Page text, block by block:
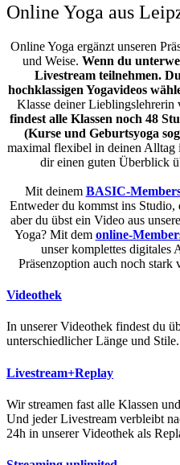
Online Yoga aus
Online Yoga ergänzt unseren
und Weise. Wenn du
Livestream teilnehmen.
hochklassigen Yogavideos
Klasse deiner Lieblingslehrerin
findest alle Klassen noch 48
(Kurse und Geburtsyoga
maximal flexibel in deinen Alltag
dir einen guten Überblick
Mit deinem BASIC-
Entweder du kommst ins
aber du übst ein Video aus
Yoga? Mit dem online-
unser komplettes digitales
Präsenzoption auch noch
Videothek
In unserer Videothek findest du
unterschiedlicher Länge und
Livestream+Replay
Wir streamen fast alle Klassen
Und jeder Livestream verbleibt
24h in unserer Videothek als